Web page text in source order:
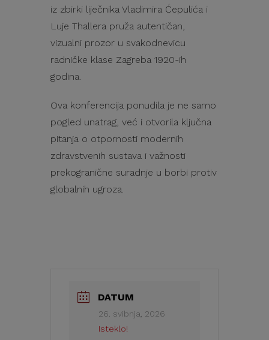
iz zbirki liječnika Vladimira Ćepulića i
Luje Thallera pruža autentičan,
vizualni prozor u svakodnevicu
radničke klase Zagreba 1920-ih
godina.
Ova konferencija ponudila je ne samo
pogled unatrag, već i otvorila ključna
pitanja o otpornosti modernih
zdravstvenih sustava i važnosti
prekogranične suradnje u borbi protiv
globalnih ugroza.
DATUM
26. svibnja, 2026
Isteklo!